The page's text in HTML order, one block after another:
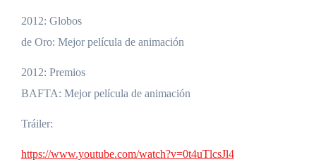
2012: Globos
de Oro: Mejor película de animación
2012: Premios
BAFTA: Mejor película de animación
Tráiler:
https://www.youtube.com/watch?v=0t4uTlcsJl4